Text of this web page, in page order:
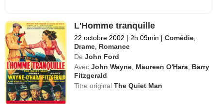
L'Homme tranquille
22 octobre 2002 | 2h 09min | Comédie
Drame Romance
De John Ford
Avec John Wayne Maureen O'Hara Barry
Fitzgerald
Titre originalThe Quiet Man